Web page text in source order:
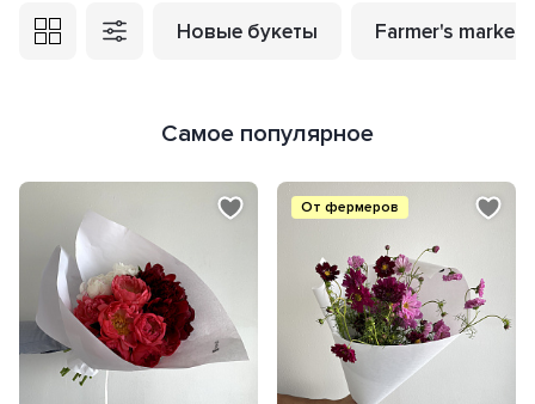
Новые букеты Farmer's market
Самое популярное
От фермеров